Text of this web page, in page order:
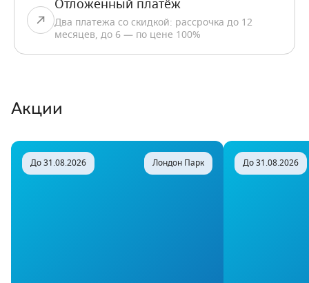
Отложенный платёж
Два платежа со скидкой: рассрочка до 12
месяцев, до 6 — по цене 100%
Акции
До 31.08.2026 Лондон Парк До 31.08.2026